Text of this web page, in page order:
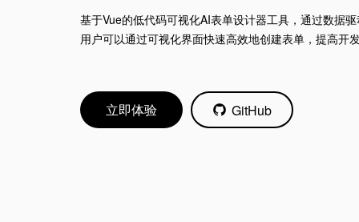
基于Vue的低代码可视化AI表单设计器工具，通过数据
用户可以通过可视化界面快速高效地创建表单，提高开
立即体验 GitHub